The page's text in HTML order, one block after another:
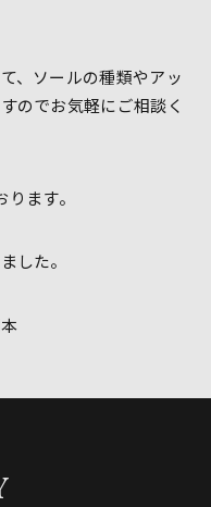
、ソールの種類やアッ
のでお気軽にご相談く
ます。
した。